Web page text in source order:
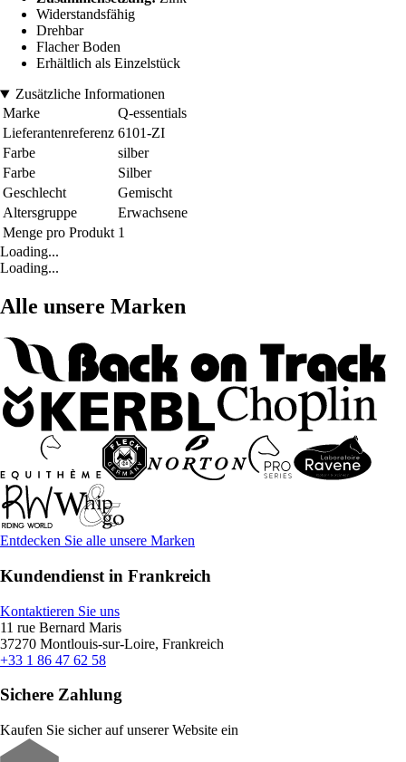
Widerstandsfähig
Drehbar
Flacher Boden
Erhältlich als Einzelstück
Zusätzliche Informationen
Marke
Q-essentials
Lieferantenreferenz 6101-ZI
Farbe
silber
Farbe
Silber
Geschlecht
Gemischt
Altersgruppe
Erwachsene
Menge pro Produkt 1
Loading...
Loading...
Alle unsere Marken
Entdecken Sie alle unsere Marken
Kundendienst in Frankreich
Kontaktieren Sie uns
11 rue Bernard Maris
37270 Montlouis-sur-Loire, Frankreich
+33 1 86 47 62 58
Sichere Zahlung
Kaufen Sie sicher auf unserer Website ein